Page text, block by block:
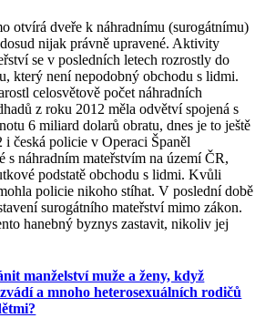
otvírá dveře k náhradnímu (surogátnímu)
nijak právně upravené. Aktivity
se v posledních letech rozrostly do
který není nepodobný obchodu s lidmi.
celosvětově počet náhradních
z roku 2012 měla odvětví spojená s
6 miliard dolarů obratu, dnes je to ještě
česká policie v Operaci Španěl
s náhradním mateřstvím na území ČR,
podstatě obchodu s lidmi. Kvůli
policie nikoho stíhat. V poslední době
surogátního mateřství mimo zákon.
hanebný byznys zastavit, nikoliv jej
manželství muže a ženy, když
a mnoho heterosexuálních rodičů